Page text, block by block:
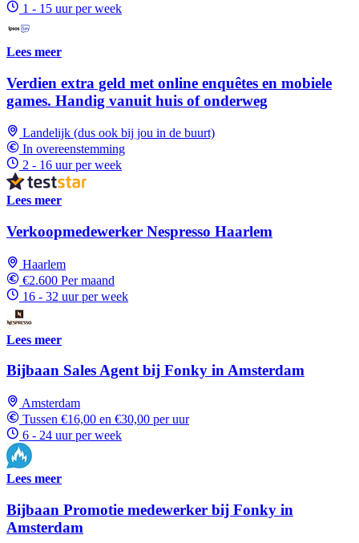
1 - 15 uur per week
Lees meer
Verdien extra geld met online enquêtes en mobiele
games. Handig vanuit huis of onderweg
Landelijk (dus ook bij jou in de buurt)
In overeenstemming
2 - 16 uur per week
Lees meer
Verkoopmedewerker Nespresso Haarlem
Haarlem
€2.600 Per maand
16 - 32 uur per week
Lees meer
Bijbaan Sales Agent bij Fonky in Amsterdam
Amsterdam
Tussen €16,00 en €30,00 per uur
6 - 24 uur per week
Lees meer
Bijbaan Promotie medewerker bij Fonky in
Amsterdam